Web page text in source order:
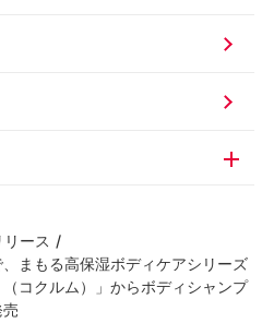
ース /
まもる高保湿ボディケアシリーズ
コクルム）」からボディシャンプ